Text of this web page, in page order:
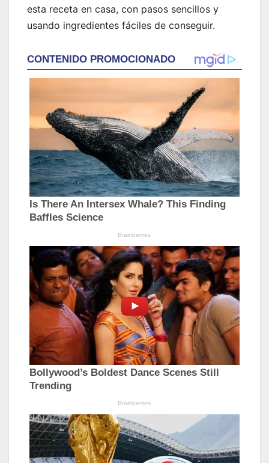
esta receta en casa, con pasos sencillos y
usando ingredientes fáciles de conseguir.